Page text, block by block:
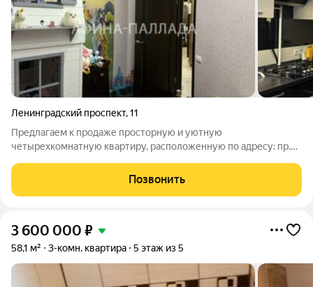
Ленинградский проспект,11
Предлагаем к продаже просторную и уютную
четырехкомнатную квартиру, расположенную по адресу: пр.
квартире произведен капитальный ремонт. Установлены
пластиковые окна, межкомнатные двери,
Позвонить
3 600 000 ₽
58,1 м² 3-комн. квартира 5 этаж из 5